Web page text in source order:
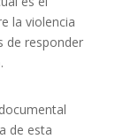
la violencia
de responder
de esta